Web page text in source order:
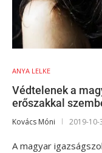
ANYA LELKE
Védtelenek a
erőszakkal
Kovács Móni 2019-10-
A magyar